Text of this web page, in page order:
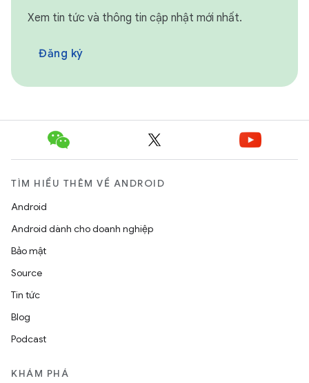
Xem tin tức và thông tin cập nhật mới nhất.
Đăng ký
TÌM HIỂU THÊM VỀ ANDROID
Android
Android dành cho doanh nghiệp
Bảo mật
Source
Tin tức
Blog
Podcast
KHÁM PHÁ